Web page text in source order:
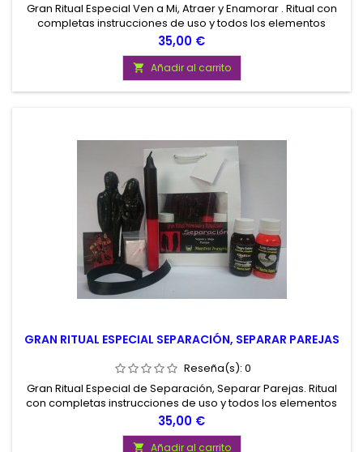
Gran Ritual Especial Ven a Mi, Atraer y Enamorar . Ritual con
completas instrucciones de uso y todos los elementos
necesarios para su realización. Gran Ritual de Calidad
Potenciado Ven a Mi, Peticiones de Amor. Presentado en
atractiva Bolsa.
Precio
35,00 €
 Añadir al carrito
GRAN RITUAL ESPECIAL SEPARACIÓN, SEPARAR PAREJAS
Reseña(s): 0
Gran Ritual Especial de Separación, Separar Parejas. Ritual
con completas instrucciones de uso y todos los elementos
necesarios para su realización. Gran Ritual de Calidad
Potenciado de Separación, para alejar parejas. Presentado
en atractiva Bolsa de Charol.
Precio
35,00 €
 Añadir al carrito